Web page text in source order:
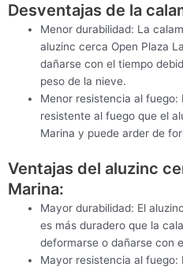
Desventajas de la
Menor durabilidad: La
aluzinc cerca Open Plaza
dañarse con el tiempo
peso de la nieve.
Menor resistencia al fuego:
resistente al fuego que el
Marina y puede arder de
Ventajas del aluzinc
Marina:
Mayor durabilidad: El
es más duradero que la
deformarse o dañarse con
Mayor resistencia al fuego: